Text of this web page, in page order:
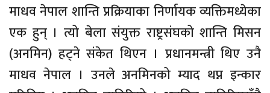
माधव नेपाल शान्ति प्रक्रियाका निर्णायक व्यक्तिमध्येका
एक हुन् । त्यो बेला संयुक्त राष्ट्रसंघको शान्ति मिसन
(अनमिन) हट्ने संकेत थिएन । प्रधानमन्त्री थिए उनै
माधव नेपाल । उनले अनमिनको म्याद थप्न इन्कार